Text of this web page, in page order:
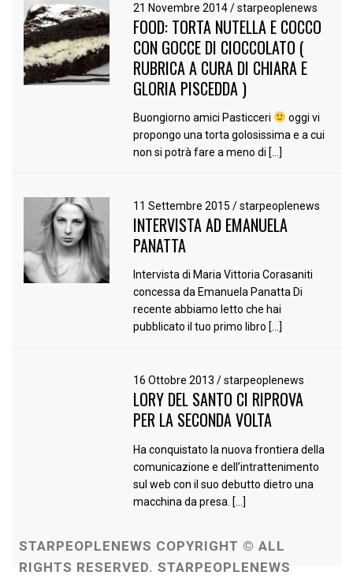
21 Novembre 2014/ starpeoplenews
FOOD: TORTA NUTELLA E COCCO
CON GOCCE DI CIOCCOLATO (
RUBRICA A CURA DI CHIARA E
GLORIA PISCEDDA )
Buongiorno amici Pasticceri
oggi vi
propongo una torta golosissima e a cui
non si potrà fare a meno di […]
11 Settembre 2015/ starpeoplenews
INTERVISTA AD EMANUELA
PANATTA
Intervista di Maria Vittoria Corasaniti
concessa da Emanuela Panatta Di
recente abbiamo letto che hai
pubblicato il tuo primo libro […]
16 Ottobre 2013/ starpeoplenews
LORY DEL SANTO CI RIPROVA
PER LA SECONDA VOLTA
Ha conquistato la nuova frontiera della
comunicazione e dell’intrattenimento
sul web con il suo debutto dietro una
macchina da presa. […]
STARPEOPLENEWS COPYRIGHT © ALL
RIGHTS RESERVED. STARPEOPLENEWS